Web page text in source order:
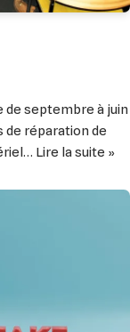
de septembre à juin
de réparation de
Lire la suite »